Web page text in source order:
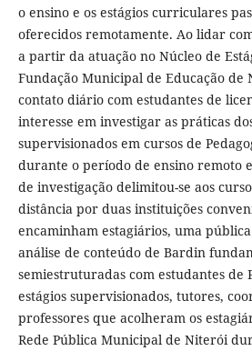
o ensino e os estágios curriculares
oferecidos remotamente. Ao lidar
a partir da atuação no Núcleo de
Fundação Municipal de Educação de
contato diário com estudantes de
interesse em investigar as práticas
supervisionados em cursos de
durante o período de ensino remoto
de investigação delimitou-se aos
distância por duas instituições
encaminham estagiários, uma
análise de conteúdo de Bardin
semiestruturadas com estudantes de
estágios supervisionados, tutores,
professores que acolheram os
Rede Pública Municipal de Niterói